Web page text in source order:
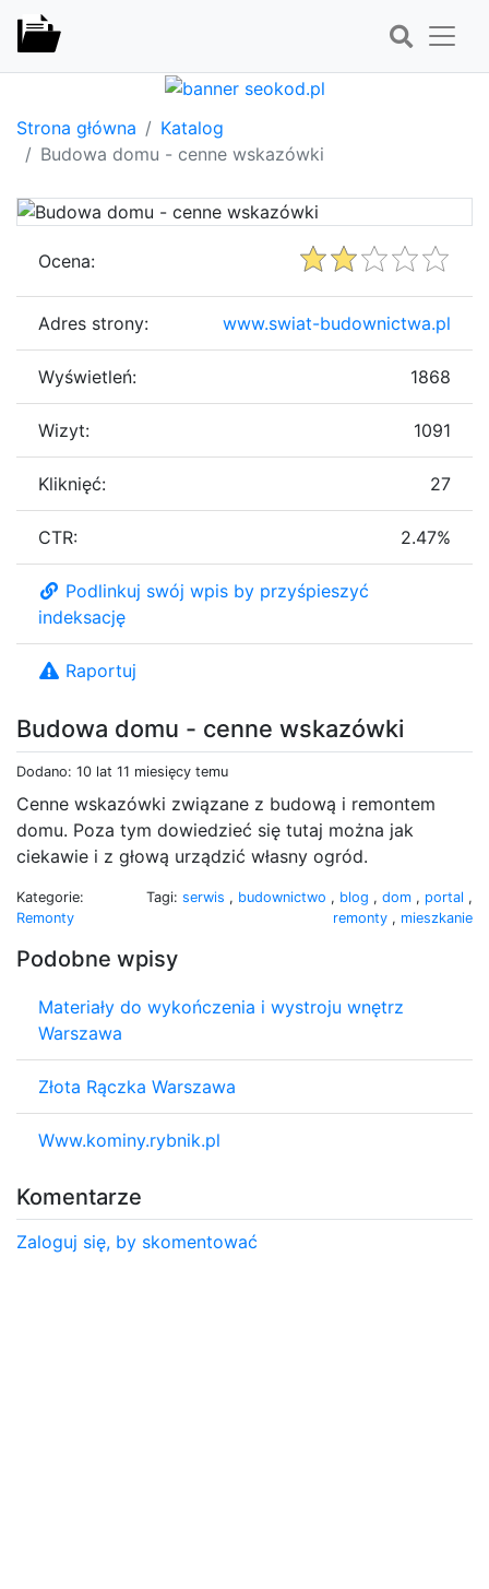
Strona główna
Katalog
Budowa domu - cenne wskazówki
Budowa domu - cenne wskazówki
Dodano: 10 lat 11 miesięcy temu
Cenne wskazówki związane z budową i remontem
domu. Poza tym dowiedzieć się tutaj można jak
ciekawie i z głową urządzić własny ogród.
Kategorie:
Remonty
Tagi: serwis , budownictwo , blog , dom , portal ,
remonty , mieszkanie
Podobne wpisy
Materiały do wykończenia i wystroju wnętrz
Warszawa
Złota Rączka Warszawa
Www.kominy.rybnik.pl
Komentarze
Zaloguj się, by skomentować
Ocena:
Adres strony: www.swiat-budownictwa.pl
Wyświetleń: 1868
Wizyt: 1091
Kliknięć: 27
CTR: 2.47%
Podlinkuj swój wpis by przyśpieszyć
indeksację
Raportuj